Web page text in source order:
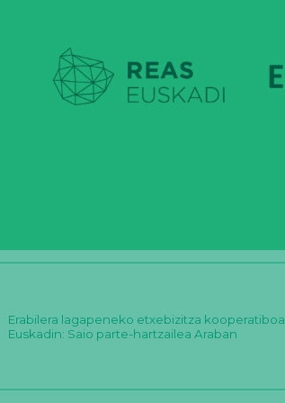
Erabilera lagapeneko etxebizitza kooperatiboa
Euskadin: Saio parte-hartzailea Araban